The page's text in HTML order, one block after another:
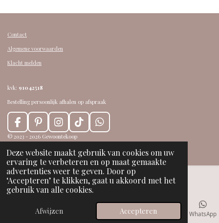
Deze website maakt gebruik van cookies om uw
ervaring te verbeteren en op maat gemaakte
advertenties weer te geven. Door op
‘Accepteren’ te klikken, gaat u akkoord met het
gebruik van alle cookies.
Afwijzen Accepteren
Contact
Algemene voorwaarden
Klacht melden
kvk: 91042518
Bestelling persoonlijk afhalen op afspraak
F
a
c
e
b
o
o
k
P
i
n
t
e
r
e
s
I
n
s
t
a
g
r
a
T
i
k
T
o
k
W
h
a
t
s
A
p
© 2023 - 2026 Gewoontekoop
E-mailadres Telefoonnummer Kaart Facebook WhatsApp